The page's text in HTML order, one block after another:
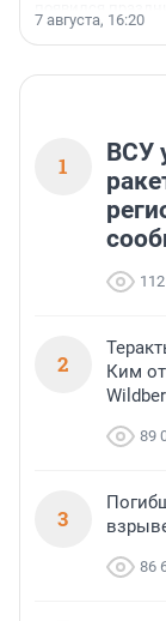
поменялась роль
7 августа, 16:20
1
ВСУ
2
Ким
89
3
86